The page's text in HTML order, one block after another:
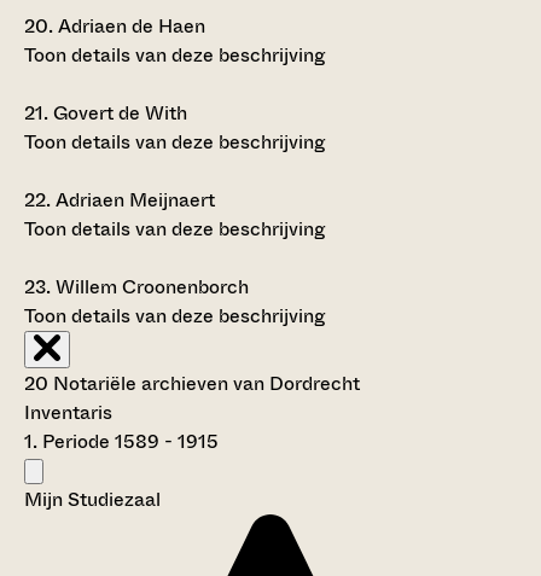
20.Adriaen de Haen
Toon details van deze beschrijving
21.Govert de With
Toon details van deze beschrijving
22.Adriaen Meijnaert
Toon details van deze beschrijving
23.Willem Croonenborch
Toon details van deze beschrijving
20 Notariële archieven van Dordrecht
Inventaris
1. Periode 1589 - 1915
Mijn Studiezaal